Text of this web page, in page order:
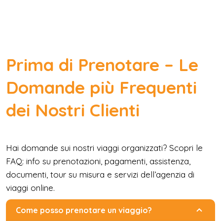
Prima di Prenotare – Le
Domande più Frequenti
dei Nostri Clienti
Hai domande sui nostri viaggi organizzati? Scopri le
FAQ: info su prenotazioni, pagamenti, assistenza,
documenti, tour su misura e servizi dell’agenzia di
viaggi online.
Come posso prenotare un viaggio?